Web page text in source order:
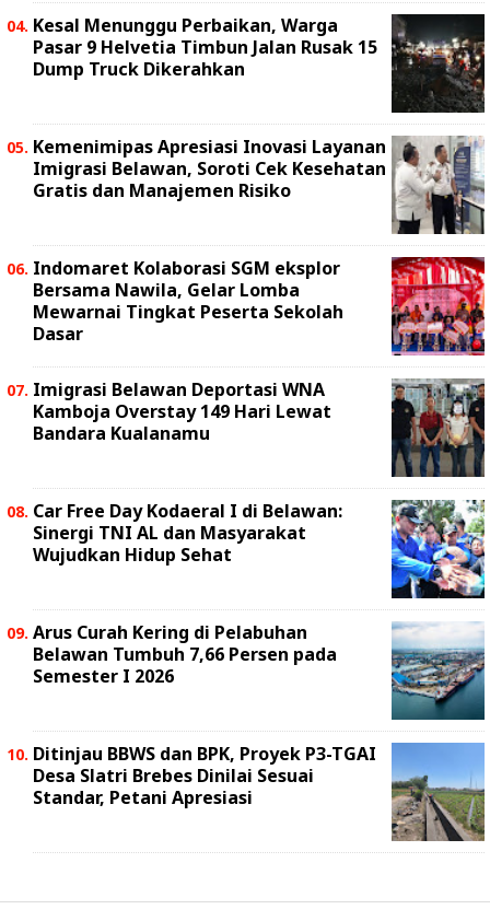
Kesal Menunggu Perbaikan, Warga
Pasar 9 Helvetia Timbun Jalan Rusak 15
Dump Truck Dikerahkan
Kemenimipas Apresiasi Inovasi Layanan
Imigrasi Belawan, Soroti Cek Kesehatan
Gratis dan Manajemen Risiko
Indomaret Kolaborasi SGM eksplor
Bersama Nawila, Gelar Lomba
Mewarnai Tingkat Peserta Sekolah
Dasar
Imigrasi Belawan Deportasi WNA
Kamboja Overstay 149 Hari Lewat
Bandara Kualanamu
Car Free Day Kodaeral I di Belawan:
Sinergi TNI AL dan Masyarakat
Wujudkan Hidup Sehat
Arus Curah Kering di Pelabuhan
Belawan Tumbuh 7,66 Persen pada
Semester I 2026
Ditinjau BBWS dan BPK, Proyek P3-TGAI
Desa Slatri Brebes Dinilai Sesuai
Standar, Petani Apresiasi